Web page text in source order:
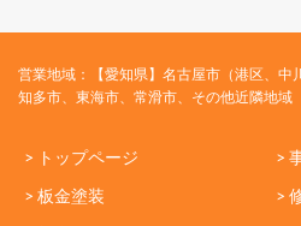
営業地域：【愛知県】名古屋市（港区、中
知多市、東海市、常滑市、その他近隣地域
> トップページ
>
> 板金塗装
>